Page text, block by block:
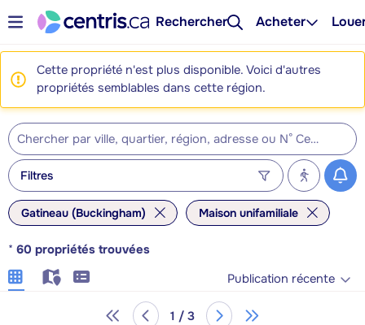
Rechercher Acheter
Cette propriété n'est plus disponible. Voici d'autres
propriétés semblables dans cette région.
Filtres
Gatineau (Buckingham) Maison unifamiliale
* 60 propriétés trouvées
Publication récente
1 / 3